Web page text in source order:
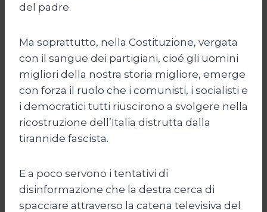
del padre.
Ma soprattutto, nella Costituzione, vergata
con il sangue dei partigiani, cioé gli uomini
migliori della nostra storia migliore, emerge
con forza il ruolo che i comunisti, i socialisti e
i democratici tutti riuscirono a svolgere nella
ricostruzione dell’Italia distrutta dalla
tirannide fascista.
E a poco servono i tentativi di
disinformazione che la destra cerca di
spacciare attraverso la catena televisiva del